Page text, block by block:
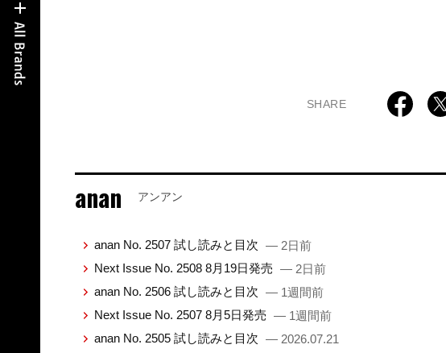
SHARE
anan アンアン
anan No. 2507 試し読みと目次 — 2日前
Next Issue No. 2508 8月19日発売 — 2日前
anan No. 2506 試し読みと目次 — 1週間前
Next Issue No. 2507 8月5日発売 — 1週間前
anan No. 2505 試し読みと目次 — 2026.07.21